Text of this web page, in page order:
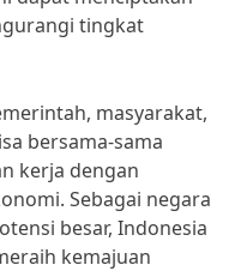
tingkat
masyarakat,
bersama-sama
kerja dengan
Sebagai negara
besar, Indonesia
kemajuan